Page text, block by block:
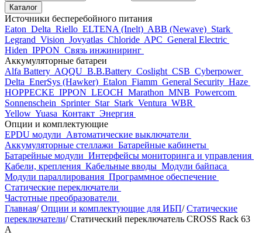
Каталог
Источники бесперебойного питания
Eaton Delta Riello ELTENA (Inelt) ABB (Newave) Stark
Legrand Vision Jovyatlas Chloride APC General Electric
Hiden IPPON Связь инжиниринг
Аккумуляторные батареи
Alfa Battery AQQU B.B.Battery Coslight CSB Cyberpower
Delta EnerSys (Hawker) Etalon Fiamm General Security Haze
HOPPECKE IPPON LEOCH Marathon MNB Powercom
Sonnenschein Sprinter Star Stark Ventura WBR
Yellow Yuasa Контакт Энергия
Опции и комплектующие
EPDU модули Автоматические выключатели
Аккумуляторные стеллажи Батарейные кабинеты
Батарейные модули Интерфейсы мониторинга и управления
Кабели, крепления Кабельные вводы Модули байпаса
Модули параллирования Программное обеспечение
Статические переключатели
Частотные преобразователи
Главная/ Опции и комплектующие для ИБП/ Статические
переключатели/ Статический переключатель CROSS Rack 63
А